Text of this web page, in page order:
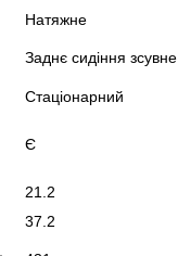
Натяжне
Заднє сидіння зсувне
Стаціонарний
Є
21.2
37.2